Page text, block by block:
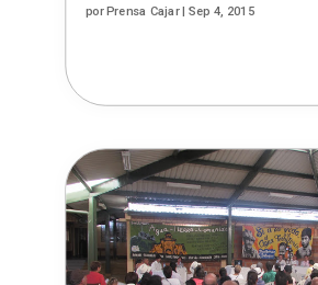
porPrensa Cajar| Sep 4, 2015